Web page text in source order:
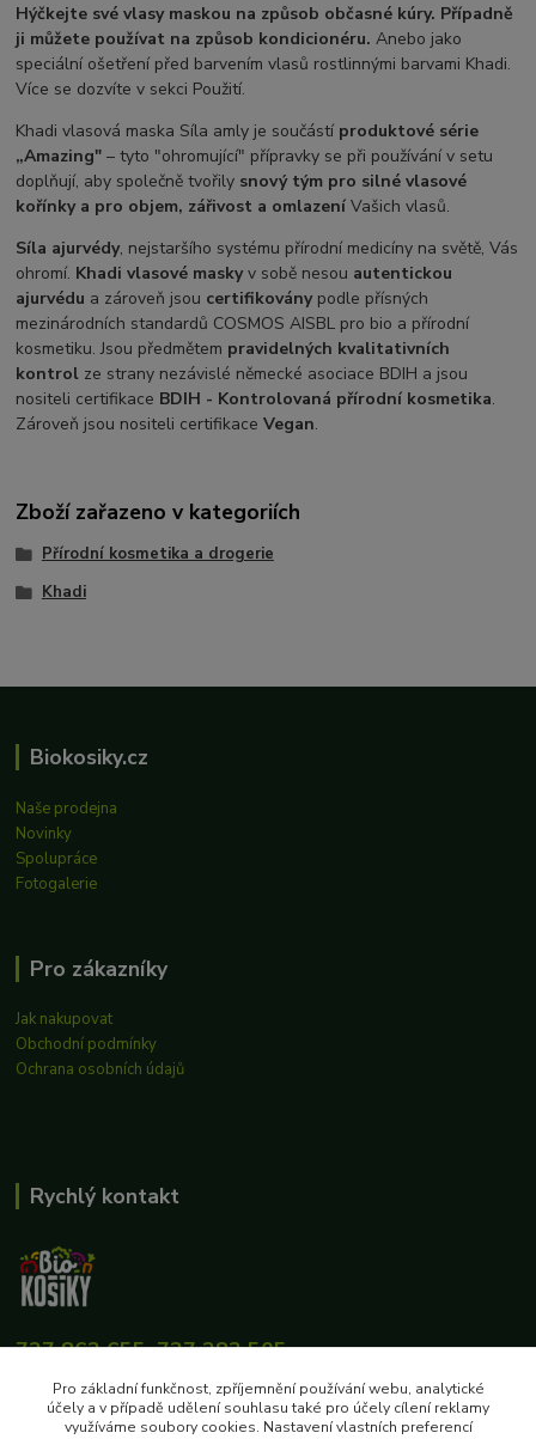
Hýčkejte své vlasy maskou na způsob občasné kúry. Případně
ji můžete používat na způsob kondicionéru. Anebo jako
speciální ošetření před barvením vlasů rostlinnými barvami Khadi.
Více se dozvíte v sekci Použití.
Khadi vlasová maska Síla amly je součástí produktové série
„Amazing" – tyto "ohromující" přípravky se při používání v setu
doplňují, aby společně tvořily snový tým pro silné vlasové
kořínky a pro objem, zářivost a omlazení Vašich vlasů.
Síla ajurvédy, nejstaršího systému přírodní medicíny na světě, Vás
ohromí. Khadi vlasové maskyv sobě nesou autentickou
ajurvédu a zároveň jsou certifikoványpodle přísných
mezinárodních standardů COSMOS AISBL pro bio a přírodní
kosmetiku. Jsou předmětem pravidelných kvalitativních
kontrol ze strany nezávislé německé asociace BDIH a jsou
nositeli certifikace BDIH - Kontrolovaná přírodní kosmetika.
Zároveň jsou nositeli certifikaceVegan.
Zboží zařazeno v kategoriích
Přírodní kosmetika a drogerie
Khadi
Biokosiky.cz
Naše prodejna
Novinky
Spolupráce
Fotogalerie
Pro zákazníky
Jak nakupovat
Obchodní podmínky
Ochrana osobních údajů
Rychlý kontakt
727 862 655, 737 283 505
eshop@biokosiky.cz
Pro základní funkčnost, zpříjemnění používání webu, analytické
účely a v případě udělení souhlasu také pro účely cílení reklamy
využíváme soubory cookies. Nastavení vlastních preferencí